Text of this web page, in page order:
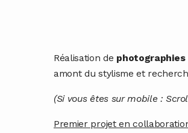
Réalisation de
amont du stylisme et
(Si vous êtes sur mobile :
Premier projet en